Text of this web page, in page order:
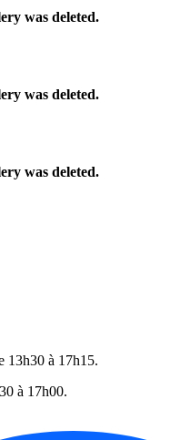
was deleted.
was deleted.
was deleted.
13h30 à 17h15.
à 17h00.